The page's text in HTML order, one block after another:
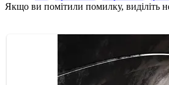
Якщо ви помітили помилку, виділіть